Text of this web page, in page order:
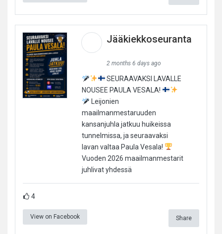
Jääkiekkoseuranta
2 months 6 days ago
SEURAAVAKSI LAVALLE
NOUSEE PAULA VESALA!
Leijonien
maailmanmestaruuden
kansanjuhla jatkuu huikeissa
tunnelmissa, ja seuraavaksi
lavan valtaa Paula Vesala!
Vuoden 2026 maailmanmestarit
juhlivat yhdessä
4
View on Facebook Share